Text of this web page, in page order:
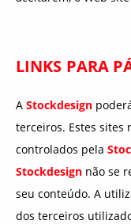
LINKS PARA
A Stockdesign
terceiros. Estes sites
controlados pela
Stockdesign não se
seu conteúdo. A
dos terceiros